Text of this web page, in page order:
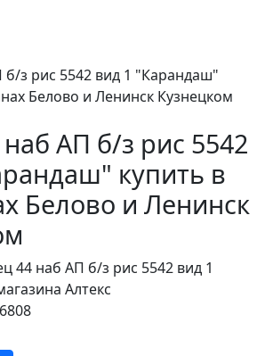
б/з рис 5542 вид 1 "Карандаш"
Белово и Ленинск Кузнецком
АП б/з рис 5542
купить в
Белово и Ленинск